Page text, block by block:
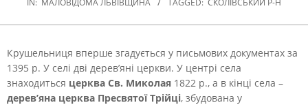
IN: МАЛОВІДОМА ЛЬВІВЩИНА TAGGED: СКОЛІВСЬКИЙ Р-Н
Крушельниця вперше згадується у письмових документах за
1395 р. У селі дві дерев’яні церкви. У центрі села
знаходиться церква Св. Миколая 1822 р., а в кінці села –
дерев’яна церква Пресвятої Трійці, збудована у